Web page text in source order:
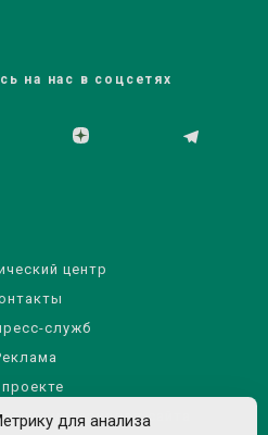
на нас в соцсетях
центр
служб
материалов сайта
для анализа